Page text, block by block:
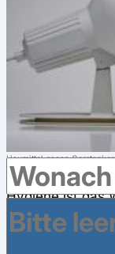
Haumittel gegen
(c) Getty Images / Bernd
Hygiene ist das
vorzubeugen.